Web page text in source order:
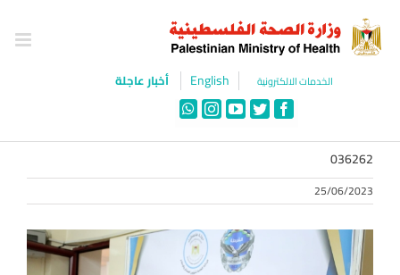
content
الخدمات الالكترونية English أخبار عاجلة
Facebook
Twitter
YouTube
Instagram
WhatsApp
036262
25/06/2023